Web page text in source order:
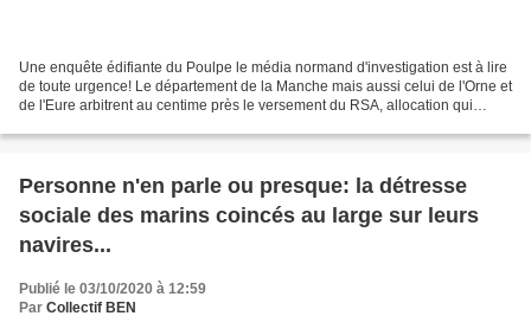
Une enquête édifiante du Poulpe le média normand d'investigation est à lire
de toute urgence! Le département de la Manche mais aussi celui de l'Orne et
de l'Eure arbitrent au centime près le versement du RSA, allocation qui
Personne n'en parle ou presque: la détresse
sociale des marins coincés au large sur leurs
navires...
Publié le 03/10/2020 à 12:59
Par Collectif BEN